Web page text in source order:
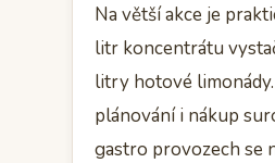
Na větší akce je
litr koncentrátu
litry hotové
plánování i nákup
gastro provozech se